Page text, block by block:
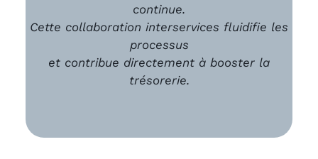
continue.
Cette collaboration interservices fluidifie les
processus
et contribue directement à booster la
trésorerie.